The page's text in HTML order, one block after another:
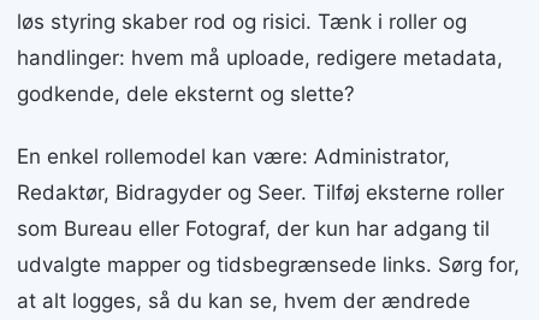
løs styring skaber rod og risici. Tænk i roller og
handlinger: hvem må uploade, redigere metadata,
godkende, dele eksternt og slette?
En enkel rollemodel kan være: Administrator,
Redaktør, Bidragyder og Seer. Tilføj eksterne roller
som Bureau eller Fotograf, der kun har adgang til
udvalgte mapper og tidsbegrænsede links. Sørg for,
at alt logges, så du kan se, hvem der ændrede